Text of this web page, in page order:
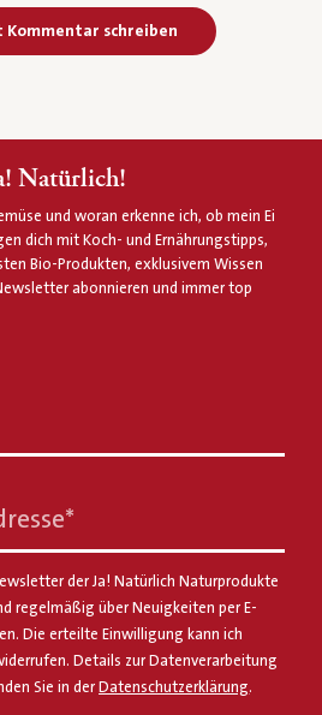
Kommentar schreiben
Natürlich!
und woran erkenne ich, ob mein Ei
dich mit Koch- und Ernährungstipps,
Bio-Produkten, exklusivem Wissen
abonnieren und immer top
*
der Ja! Natürlich Naturprodukte
regelmäßig über Neuigkeiten per E-
Die erteilte Einwilligung kann ich
Details zur Datenverarbeitung
Sie in derDatenschutzerklärung.